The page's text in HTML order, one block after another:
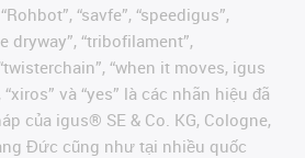
“savfe”, “speedigus”,
dryway”, “tribofilament”,
“when it moves, igus
và “yes” là các nhãn hiệu đã
của igus® SE & Co. KG, Cologne,
Đức cũng như tại nhiều quốc